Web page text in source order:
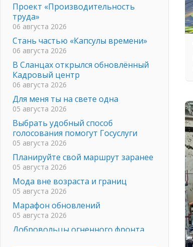
Проект «Производительность
труда»
06 августа 2026
Стань частью «Капсулы времени»
06 августа 2026
В Сланцах открылся обновлённый
Кадровый центр
06 августа 2026
Для меня ты на свете одна
05 августа 2026
Выбрать удобный способ
голосования помогут Госуслуги
05 августа 2026
Планируйте свой маршрут заранее
05 августа 2026
Мода вне возраста и границ
05 августа 2026
Марафон обновлений
05 августа 2026
Добровольцы огненного фронта